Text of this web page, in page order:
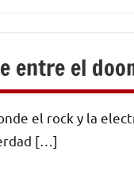
entre el
el rock y la
[…]